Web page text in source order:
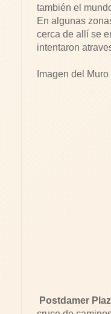
también el
En algunas
cerca de allí se
intentaron
Imagen del
Postdamer